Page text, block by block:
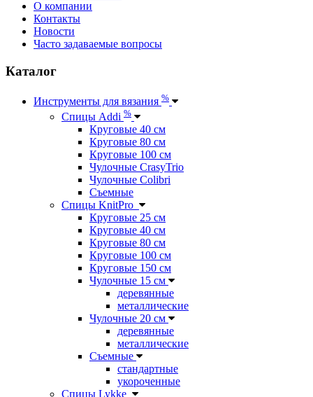
О компании
Контакты
Новости
Часто задаваемые вопросы
Каталог
Инструменты для вязания %
Спицы Addi %
Круговые 40 см
Круговые 80 см
Круговые 100 см
Чулочные CrasyTrio
Чулочные Colibri
Съемные
Спицы KnitPro
Круговые 25 см
Круговые 40 см
Круговые 80 см
Круговые 100 см
Круговые 150 см
Чулочные 15 см
деревянные
металлические
Чулочные 20 см
деревянные
металлические
Съемные
стандартные
укороченные
Спицы Lykke